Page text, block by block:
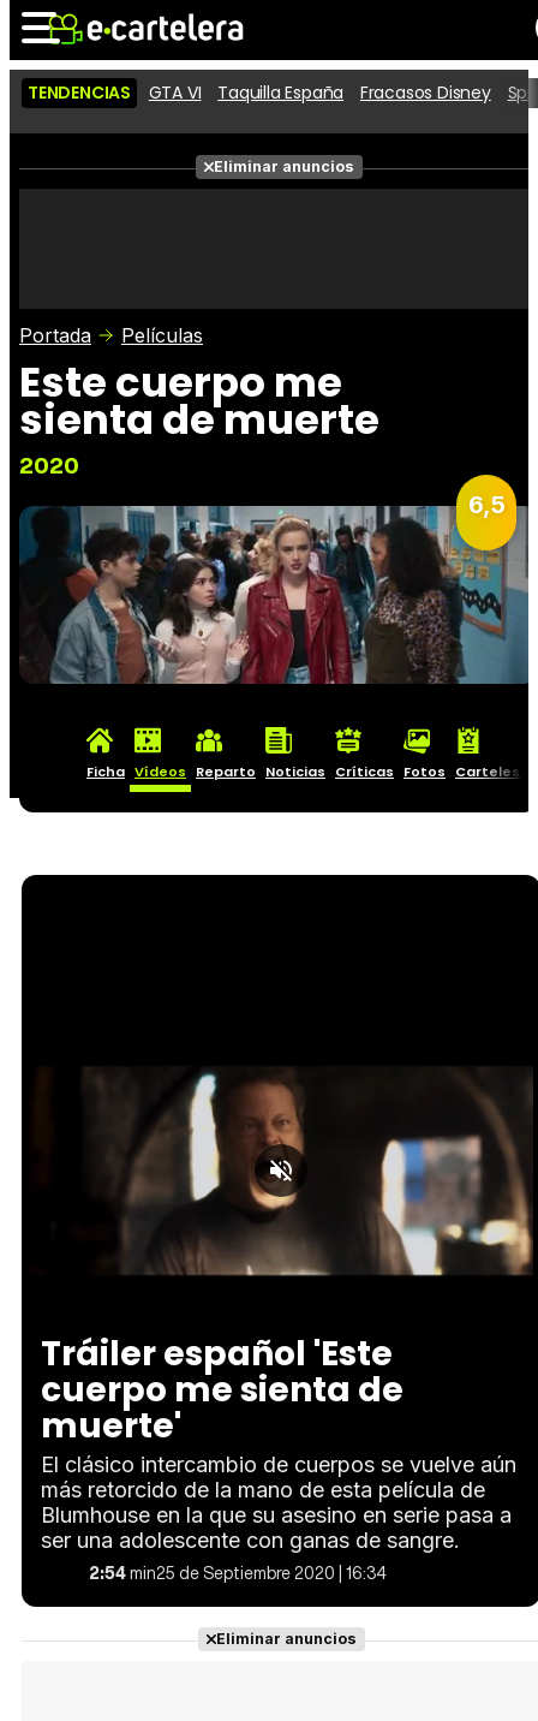
Noticias Cartelera
Películas
Críticas
TENDENCIAS GTA VI Taquilla España Fracasos Disney
Eliminar anuncios
Portada Películas
Este cuerpo me
sienta de muerte
2020
6,5
Ficha Vídeos Reparto Noticias Críticas Fotos Carteles
Tráiler español 'Este
cuerpo me sienta de
muerte'
El clásico intercambio de cuerpos se vuelve aún
más retorcido de la mano de esta película de
Blumhouse en la que su asesino en serie pasa a
ser una adolescente con ganas de sangre.
2:54min25 de Septiembre 2020 | 16:34
Eliminar anuncios